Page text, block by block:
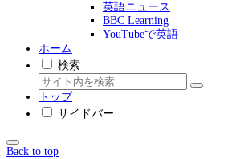
英語ニュース
BBC Learning
YouTubeで英語
ホーム
検索
トップ
サイドバー
Back to top